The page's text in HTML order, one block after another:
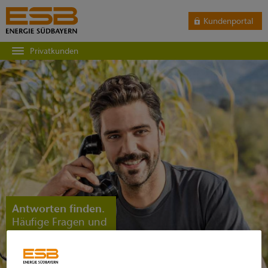
Kundenportal
Privatkunden
Antworten finden.
Häufige Fragen und